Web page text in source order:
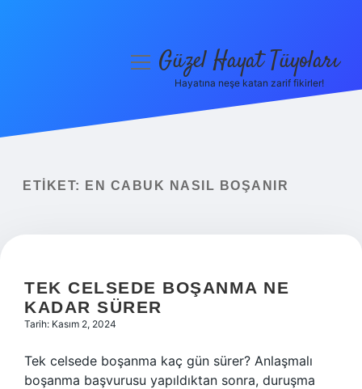
Yasal Uyarı
menüyüGüzel Hayat Tüyoları
Hayatına neşe katan zarif fikirler!
ETIKET: EN CABUK NASIL BOŞANIR
TEK CELSEDE BOŞANMA NE
KADAR SÜRER
Tarih: Kasım 2, 2024
Tek celsede boşanma kaç gün sürer? Anlaşmalı
boşanma başvurusu yapıldıktan sonra, duruşma